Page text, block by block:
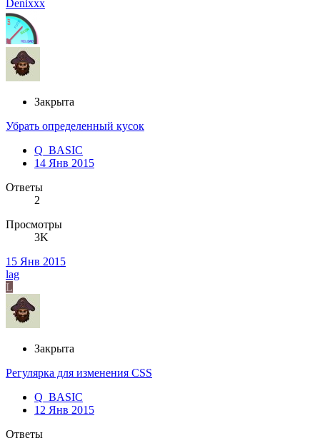
Denixxx
Закрыта
Убрать определенный кусок
Q_BASIC
14 Янв 2015
Ответы
2
Просмотры
3K
15 Янв 2015
lag
L
Закрыта
Регулярка для изменения CSS
Q_BASIC
12 Янв 2015
Ответы